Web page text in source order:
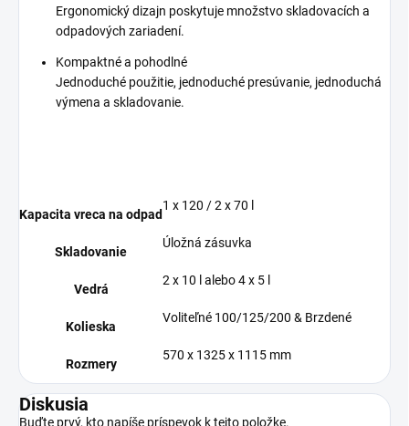
Ergonomický dizajn poskytuje množstvo skladovacích a
odpadových zariadení.
Kompaktné a pohodlné
Jednoduché použitie, jednoduché presúvanie, jednoduchá
výmena a skladovanie.
Kapacita vreca na odpad
1 x 120 / 2 x 70 l
Skladovanie
Úložná zásuvka
Vedrá
2 x 10 l alebo 4 x 5 l
Kolieska
Voliteľné 100/125/200 & Brzdené
Rozmery
570 x 1325 x 1115 mm
Diskusia
Buďte prvý, kto napíše príspevok k tejto položke.